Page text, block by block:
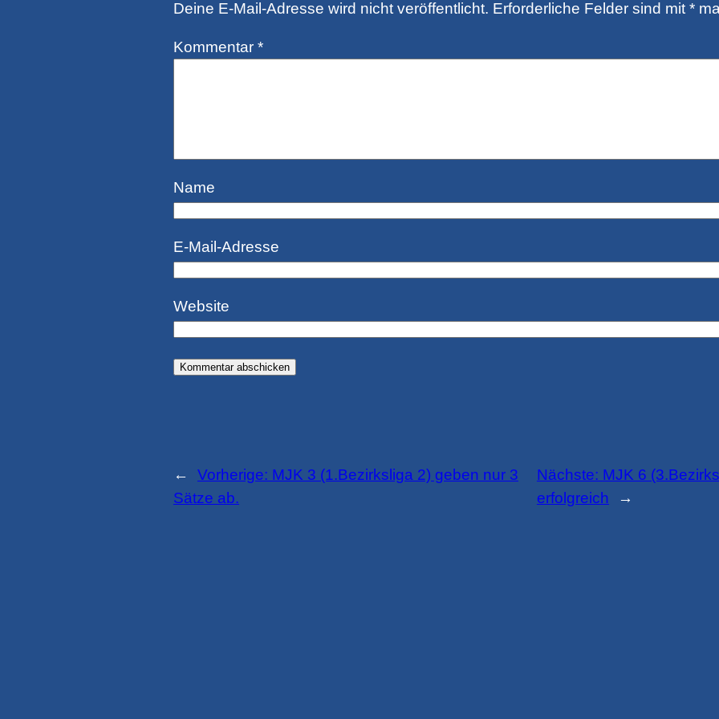
Deine E-Mail-Adresse wird nicht veröffentlicht. Erforderliche Felder sind mit*
Kommentar *
Name
E-Mail-Adresse
Website
← Vorherige: MJK 3 (1.Bezirksliga 2) geben nur 3
Sätze ab.
Nächste: MJK 6
erfolgreich
→